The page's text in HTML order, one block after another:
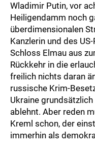
Wladimir Putin, vor
Heiligendamm noch
überdimensionalen
Kanzlerin und des
Schloss Elmau aus
Rückkehr in die
freilich nichts daran
russische Krim-
Ukraine
ablehnt. Aber reden
Kreml schon, der
immerhin als